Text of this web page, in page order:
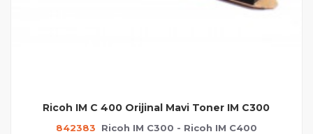
842383 Ricoh IM C300 - Ricoh IM C400
Ricoh IM C 400 Orijinal Mavi Toner IM C300